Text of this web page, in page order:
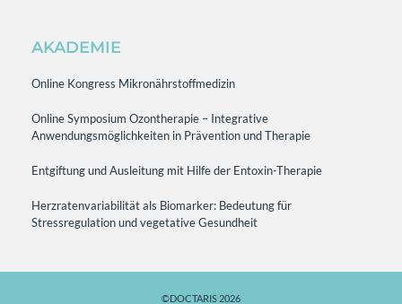
AKADEMIE
Online Kongress Mikronährstoffmedizin
Online Symposium Ozontherapie – Integrative
Anwendungsmöglichkeiten in Prävention und Therapie
Entgiftung und Ausleitung mit Hilfe der Entoxin-Therapie
Herzratenvariabilität als Biomarker: Bedeutung für
Stressregulation und vegetative Gesundheit
©DOCTARIS 2026